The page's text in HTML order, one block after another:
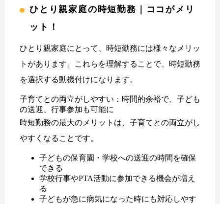
ひとり親家庭の時短勤務｜ココがメリ
ット！
ひとり親家庭にとって、時短勤務には様々なメリッ
トがあります。これらを理解することで、時短勤務
を選択する動機付けになります。
子育てとの両立がしやすい：時間的余裕で、子ども
の送迎、行事参加も可能に
時短勤務の最大のメリットは、子育てとの両立がし
やすくなることです。
子どもの保育園・学校への送迎の時間を確保
できる
学校行事やPTA活動に参加できる機会が増え
る
子どもが急に病気になった時にも対応しやす